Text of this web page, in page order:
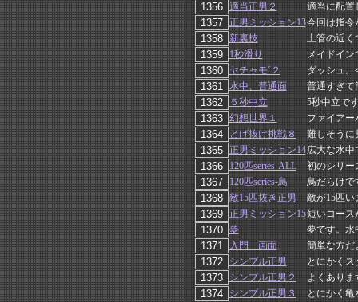
適当正男２
適当に配
正男ミッション13今回は指令
新裏技
土管の近く
1秒滑り
メイドイ
ヤチャモ´２
ダッシュ
水中、普通面
普通すぎ
５秒中立
5秒中立で
幻想世界１
ファイア
とげ抜け挑戦８
難しそうに
正男ミッション14広大な水
120匹series-ALL
初のシリー
120匹series-鳥
鳥だらけで
敵15匹抜き正男
敵が15匹
正男ミッション15短いコース
夢
夢です。
入門一画面
簡単な方だ
シンプル正男
とにかく
シンプル正男２
よくあり
シンプル正男３
とにかく